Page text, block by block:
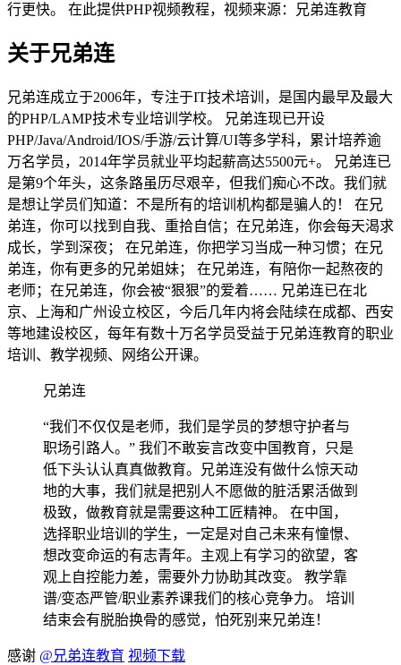
行更快。 在此提供PHP视频教程，视频来源：兄弟连教育
关于兄弟连
兄弟连成立于2006年，专注于IT技术培训，是国内最早及最大
的PHP/LAMP技术专业培训学校。 兄弟连现已开设
PHP/Java/Android/IOS/手游/云计算/UI等多学科，累计培养逾
万名学员，2014年学员就业平均起薪高达5500元+。 兄弟连已
是第9个年头，这条路虽历尽艰辛，但我们痴心不改。我们就
是想让学员们知道：不是所有的培训机构都是骗人的！ 在兄
弟连，你可以找到自我、重拾自信；在兄弟连，你会每天渴求
成长，学到深夜； 在兄弟连，你把学习当成一种习惯；在兄
弟连，你有更多的兄弟姐妹； 在兄弟连，有陪你一起熬夜的
老师；在兄弟连，你会被“狠狠”的爱着…… 兄弟连已在北
京、上海和广州设立校区，今后几年内将会陆续在成都、西安
等地建设校区，每年有数十万名学员受益于兄弟连教育的职业
培训、教学视频、网络公开课。
兄弟连
“我们不仅仅是老师，我们是学员的梦想守护者与
职场引路人。” 我们不敢妄言改变中国教育，只是
低下头认认真真做教育。兄弟连没有做什么惊天动
地的大事，我们就是把别人不愿做的脏活累活做到
极致，做教育就是需要这种工匠精神。 在中国，
选择职业培训的学生，一定是对自己未来有憧憬、
想改变命运的有志青年。主观上有学习的欲望，客
观上自控能力差，需要外力协助其改变。 教学靠
谱/变态严管/职业素养课我们的核心竞争力。 培训
结束会有脱胎换骨的感觉，怕死别来兄弟连！
感谢 @兄弟连教育 视频下载